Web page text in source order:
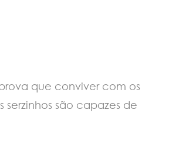
que conviver com os
são capazes de